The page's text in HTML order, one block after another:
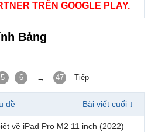
TRÊN GOOGLE PLAY.
Bảng
5 6 → 47 Tiếp
đề Bài viết cuối ↓
về iPad Pro M2 11 inch (2022)